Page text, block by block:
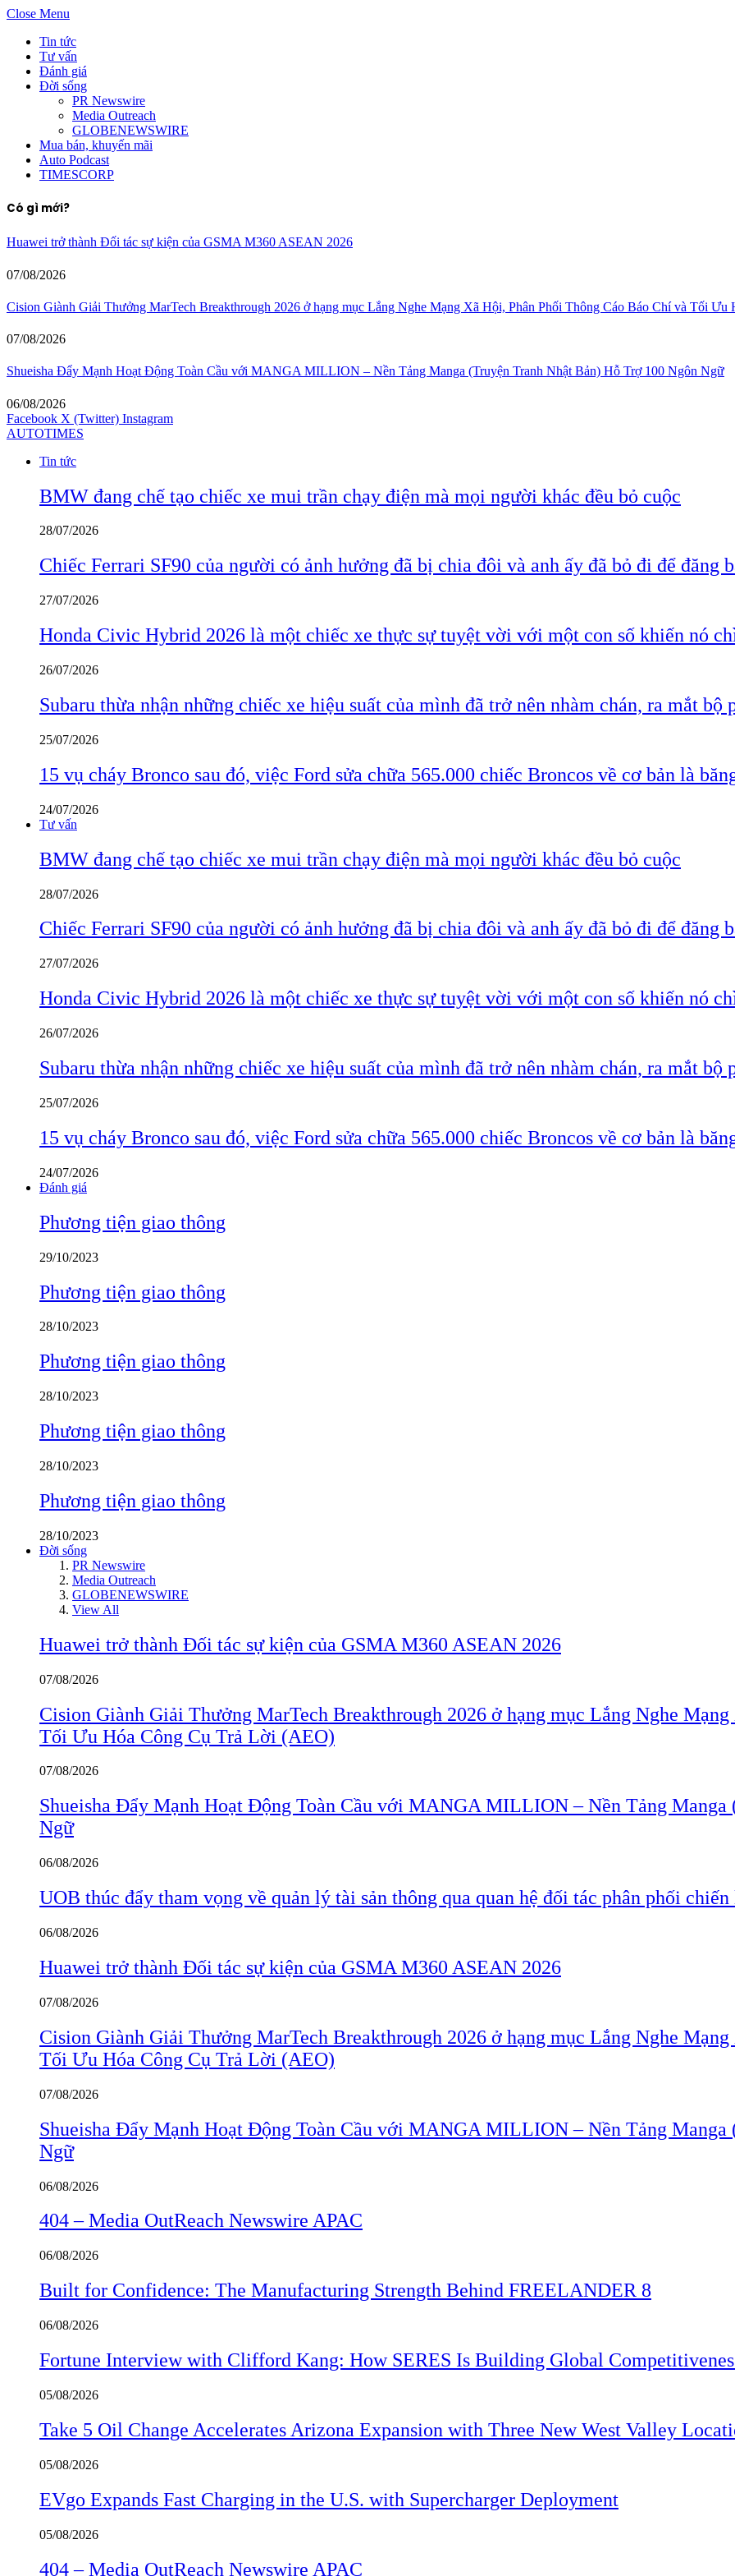
Close Menu
Tin tức
Tư vấn
Đánh giá
Đời sống
PR Newswire
Media Outreach
GLOBENEWSWIRE
Mua bán, khuyến mãi
Auto Podcast
TIMESCORP
Có gì mới?
Huawei trở thành Đối tác sự kiện của GSMA M360 ASEAN 2026
07/08/2026
Cision Giành Giải Thưởng MarTech Breakthrough 2026 ở hạng mục Lắng Nghe Mạng Xã Hội, Phân Phối Thông Cáo Báo Chí và Tối
07/08/2026
Shueisha Đẩy Mạnh Hoạt Động Toàn Cầu với MANGA MILLION – Nền Tảng Manga (Truyện Tranh Nhật Bản) Hỗ Trợ 100 Ngôn Ngữ
06/08/2026
Facebook X (Twitter) Instagram
AUTOTIMES
Tin tức
BMW đang chế tạo chiếc xe mui trần chạy điện mà mọi người khác đều bỏ cuộc
28/07/2026
Chiếc Ferrari SF90 của người có ảnh hưởng đã bị chia đôi và anh ấy đã bỏ đi để đăng
27/07/2026
Honda Civic Hybrid 2026 là một chiếc xe thực sự tuyệt vời với một con số khiến nó
26/07/2026
Subaru thừa nhận những chiếc xe hiệu suất của mình đã trở nên nhàm chán, ra mắt bộ
25/07/2026
15 vụ cháy Bronco sau đó, việc Ford sửa chữa 565.000 chiếc Broncos về cơ bản là
24/07/2026
Tư vấn
BMW đang chế tạo chiếc xe mui trần chạy điện mà mọi người khác đều bỏ cuộc
28/07/2026
Chiếc Ferrari SF90 của người có ảnh hưởng đã bị chia đôi và anh ấy đã bỏ đi để đăng
27/07/2026
Honda Civic Hybrid 2026 là một chiếc xe thực sự tuyệt vời với một con số khiến nó
26/07/2026
Subaru thừa nhận những chiếc xe hiệu suất của mình đã trở nên nhàm chán, ra mắt bộ
25/07/2026
15 vụ cháy Bronco sau đó, việc Ford sửa chữa 565.000 chiếc Broncos về cơ bản là
24/07/2026
Đánh giá
Phương tiện giao thông
29/10/2023
Phương tiện giao thông
28/10/2023
Phương tiện giao thông
28/10/2023
Phương tiện giao thông
28/10/2023
Phương tiện giao thông
28/10/2023
Đời sống
PR Newswire
Media Outreach
GLOBENEWSWIRE
View All
Huawei trở thành Đối tác sự kiện của GSMA M360 ASEAN 2026
07/08/2026
Cision Giành Giải Thưởng MarTech Breakthrough 2026 ở hạng mục Lắng Nghe
Tối Ưu Hóa Công Cụ Trả Lời (AEO)
07/08/2026
Shueisha Đẩy Mạnh Hoạt Động Toàn Cầu với MANGA MILLION – Nền Tảng Manga
Ngữ
06/08/2026
UOB thúc đẩy tham vọng về quản lý tài sản thông qua quan hệ đối tác phân phối
06/08/2026
Huawei trở thành Đối tác sự kiện của GSMA M360 ASEAN 2026
07/08/2026
Cision Giành Giải Thưởng MarTech Breakthrough 2026 ở hạng mục Lắng Nghe
Tối Ưu Hóa Công Cụ Trả Lời (AEO)
07/08/2026
Shueisha Đẩy Mạnh Hoạt Động Toàn Cầu với MANGA MILLION – Nền Tảng Manga
Ngữ
06/08/2026
404 – Media OutReach Newswire APAC
06/08/2026
Built for Confidence: The Manufacturing Strength Behind FREELANDER 8
06/08/2026
Fortune Interview with Clifford Kang: How SERES Is Building Global
05/08/2026
Take 5 Oil Change Accelerates Arizona Expansion with Three New West Valley
05/08/2026
EVgo Expands Fast Charging in the U.S. with Supercharger Deployment
05/08/2026
404 – Media OutReach Newswire APAC